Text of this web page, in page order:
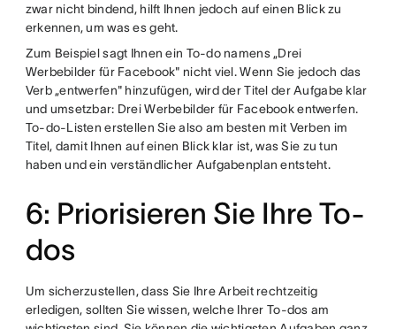
zwar nicht bindend, hilft Ihnen jedoch auf einen Blick zu
erkennen, um was es geht.
Zum Beispiel sagt Ihnen ein To-do namens „Drei
Werbebilder für Facebook" nicht viel. Wenn Sie jedoch das
Verb „entwerfen" hinzufügen, wird der Titel der Aufgabe klar
und umsetzbar: Drei Werbebilder für Facebook entwerfen.
To-do-Listen erstellen Sie also am besten mit Verben im
Titel, damit Ihnen auf einen Blick klar ist, was Sie zu tun
haben und ein verständlicher Aufgabenplan entsteht.
6: Priorisieren Sie Ihre To-
dos
Um sicherzustellen, dass Sie Ihre Arbeit rechtzeitig
erledigen, sollten Sie wissen, welche Ihrer To-dos am